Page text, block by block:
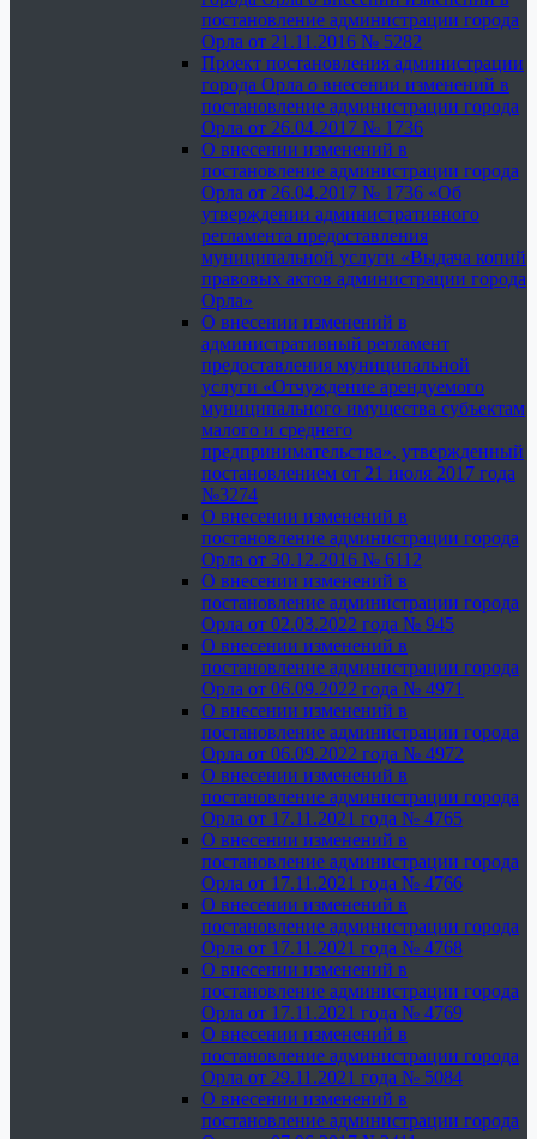
постановление администрации города
Орла от 21.11.2016 № 5282
Проект постановления администрации
города Орла о внесении изменений в
постановление администрации города
Орла от 26.04.2017 № 1736
О внесении изменений в
постановление администрации города
Орла от 26.04.2017 № 1736 «Об
утверждении административного
регламента предоставления
муниципальной услуги «Выдача копий
правовых актов администрации города
Орла»
О внесении изменений в
административный регламент
предоставления муниципальной
услуги «Отчуждение арендуемого
муниципального имущества субъектам
малого и среднего
предпринимательства», утвержденный
постановлением от 21 июля 2017 года
№3274
О внесении изменений в
постановление администрации города
Орла от 30.12.2016 № 6112
О внесении изменений в
постановление администрации города
Орла от 02.03.2022 года № 945
О внесении изменений в
постановление администрации города
Орла от 06.09.2022 года № 4971
О внесении изменений в
постановление администрации города
Орла от 06.09.2022 года № 4972
О внесении изменений в
постановление администрации города
Орла от 17.11.2021 года № 4765
О внесении изменений в
постановление администрации города
Орла от 17.11.2021 года № 4766
О внесении изменений в
постановление администрации города
Орла от 17.11.2021 года № 4768
О внесении изменений в
постановление администрации города
Орла от 17.11.2021 года № 4769
О внесении изменений в
постановление администрации города
Орла от 29.11.2021 года № 5084
О внесении изменений в
постановление администрации города